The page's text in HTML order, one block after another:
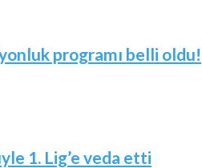
programı belli oldu!
1. Lig’e veda etti